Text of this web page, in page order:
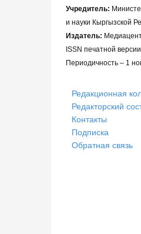
Учредитель:
и науки Кыргызской
Издатель:
ISSN печатной
Периодичность – 1
Редакционная
Редакторский
Контакты
Подписка
Обратная связь